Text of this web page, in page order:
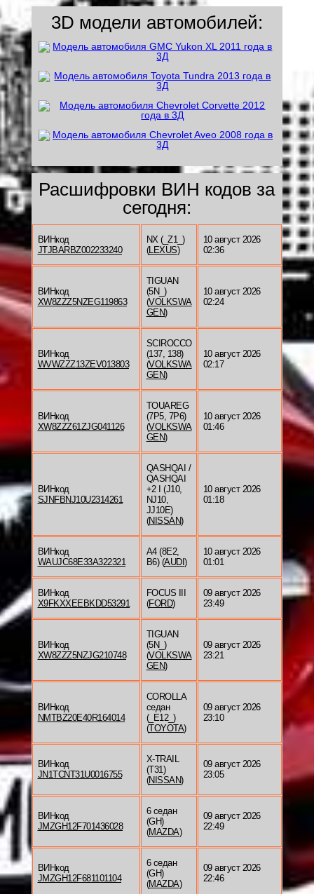
3D модели автомобилей:
Расшифровки ВИН кодов за
сегодня:
ВИНкод
JTJBARBZ002233240
NX (_Z1_)
(LEXUS)
10 август 2026
02:36
ВИНкод
XW8ZZZ5NZEG119863
TIGUAN
(5N_)
(VOLKSWA
GEN)
10 август 2026
02:24
ВИНкод
WVWZZZ13ZEV013803
SCIROCCO
(137, 138)
(VOLKSWA
GEN)
10 август 2026
02:17
ВИНкод
XW8ZZZ61ZJG041126
TOUAREG
(7P5, 7P6)
(VOLKSWA
GEN)
10 август 2026
01:46
ВИНкод
SJNFBNJ10U2314261
QASHQAI /
QASHQAI
+2 I (J10,
NJ10,
JJ10E)
(NISSAN)
10 август 2026
01:18
ВИНкод
WAUJC68E33A322321
A4 (8E2,
B6) (AUDI )
10 август 2026
01:01
ВИНкод
X9FKXXEEBKDD53291
FOCUS III
(FORD)
09 август 2026
23:49
ВИНкод
XW8ZZZ5NZJG210748
TIGUAN
(5N_)
(VOLKSWA
GEN)
09 август 2026
23:21
ВИНкод
NMTBZ20E40R164014
COROLLA
седан
(_E12_)
(TOYOTA)
09 август 2026
23:10
ВИНкод
JN1TCNT31U0016755
X-TRAIL
(T31)
(NISSAN)
09 август 2026
23:05
ВИНкод
JMZGH12F701436028
6 седан
(GH)
(MAZDA)
09 август 2026
22:49
ВИНкод
JMZGH12F681101104
6 седан
(GH)
(MAZDA)
09 август 2026
22:46